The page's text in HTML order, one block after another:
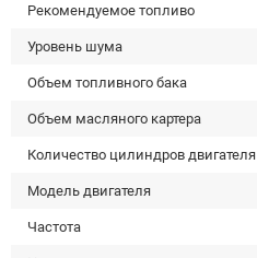
Рекомендуемое топливо
Уровень шума
Объем топливного бака
Объем масляного картера
Количество цилиндров двигателя
Модель двигателя
Частота